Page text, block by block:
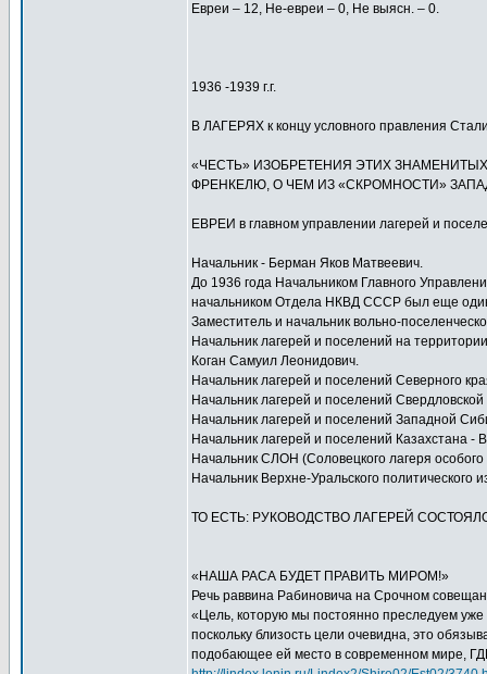
Евреи – 12, Не-евреи – 0, Не выясн. – 0.
1936 -1939 г.г.
В ЛАГЕРЯХ к концу условного правления
«ЧЕСТЬ» ИЗОБРЕТЕНИЯ ЭТИХ
ФРЕНКЕЛЮ, О ЧЕМ ИЗ «СКРОМНОСТИ»
ЕВРЕИ в главном управлении лагерей и
Начальник - Берман Яков Матвеевич.
До 1936 года Начальником Главного
начальником Отдела НКВД СССР был еще
Заместитель и начальник вольно-
Начальник лагерей и поселений на
Коган Самуил Леонидович.
Начальник лагерей и поселений Северного
Начальник лагерей и поселений
Начальник лагерей и поселений Западной
Начальник лагерей и поселений Казахстана -
Начальник СЛОН (Соловецкого лагеря
Начальник Верхне-Уральского политического
ТО ЕСТЬ: РУКОВОДСТВО ЛАГЕРЕЙ
«НАША РАСА БУДЕТ ПРАВИТЬ МИРОМ!»
Речь раввина Рабиновича на Срочном
«Цель, которую мы постоянно преследуем уже
поскольку близость цели очевидна, это
подобающее ей место в современном